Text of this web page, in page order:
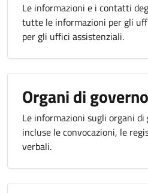
Le informazioni e i contatti
tutte le informazioni per gli
per gli uffici assistenziali.
Organi di governo
Le informazioni sugli organi di
incluse le convocazioni, le
verbali.